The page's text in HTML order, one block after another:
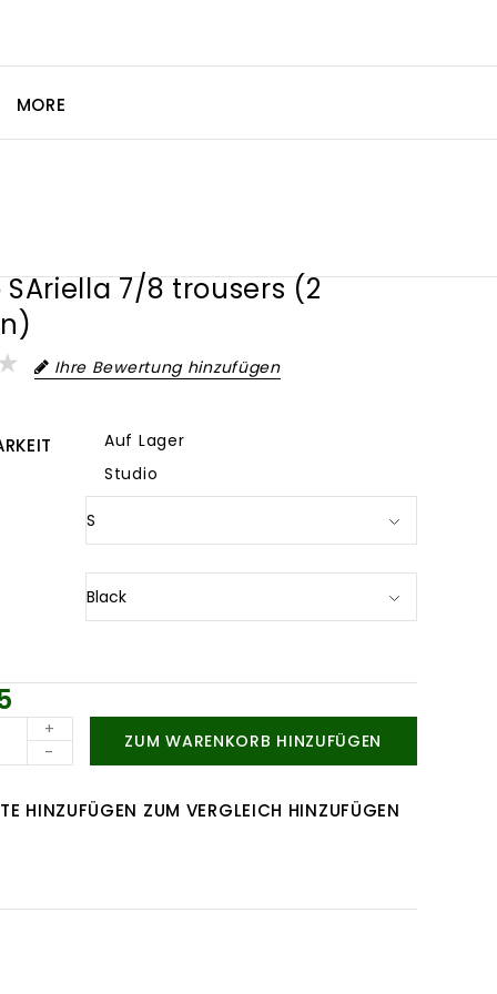
MORE
SAriella 7/8 trousers (2
Ihre Bewertung hinzufügen
Auf Lager
Studio
+
-
ZUM WARENKORB HINZUFÜGEN
HINZUFÜGEN ZUM VERGLEICH HINZUFÜGEN